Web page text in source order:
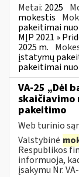
Metai: 2025
mokestis
pakeitimai nuo
MĮP 2021 »
2025 m.
įstatymų
pakeitimai nuo
VA-25 „Dėl
skaičiavimo
pakeitimo
Web turinio
Valstybinė
Respublikos
informuoja,
įsakymu Nr.